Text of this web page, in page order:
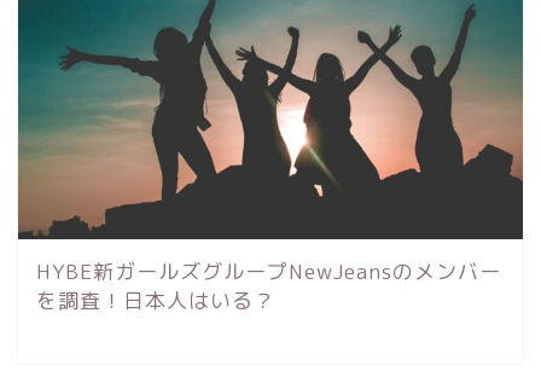
HYBE新ガールズグループNewJeansのメンバー
を調査！日本人はいる？